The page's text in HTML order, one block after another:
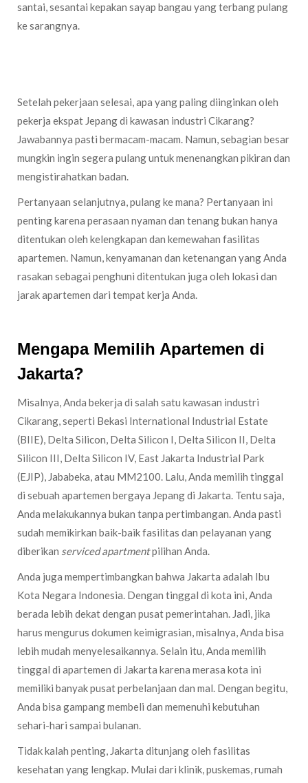
santai, sesantai kepakan sayap bangau yang terbang pulang
ke sarangnya.
Setelah pekerjaan selesai, apa yang paling diinginkan oleh
pekerja ekspat Jepang di kawasan industri Cikarang?
Jawabannya pasti bermacam-macam. Namun, sebagian besar
mungkin ingin segera pulang untuk menenangkan pikiran dan
mengistirahatkan badan.
Pertanyaan selanjutnya, pulang ke mana? Pertanyaan ini
penting karena perasaan nyaman dan tenang bukan hanya
ditentukan oleh kelengkapan dan kemewahan fasilitas
apartemen. Namun, kenyamanan dan ketenangan yang Anda
rasakan sebagai penghuni ditentukan juga oleh lokasi dan
jarak apartemen dari tempat kerja Anda.
Mengapa Memilih Apartemen di
Jakarta?
Misalnya, Anda bekerja di salah satu kawasan industri
Cikarang, seperti Bekasi International Industrial Estate
(BIIE), Delta Silicon, Delta Silicon I, Delta Silicon II, Delta
Silicon III, Delta Silicon IV, East Jakarta Industrial Park
(EJIP), Jababeka, atau MM2100. Lalu, Anda memilih tinggal
di sebuah apartemen bergaya Jepang di Jakarta. Tentu saja,
Anda melakukannya bukan tanpa pertimbangan. Anda pasti
sudah memikirkan baik-baik fasilitas dan pelayanan yang
diberikan serviced apartmentpilihan Anda.
Anda juga mempertimbangkan bahwa Jakarta adalah Ibu
Kota Negara Indonesia. Dengan tinggal di kota ini, Anda
berada lebih dekat dengan pusat pemerintahan. Jadi, jika
harus mengurus dokumen keimigrasian, misalnya, Anda bisa
lebih mudah menyelesaikannya. Selain itu, Anda memilih
tinggal di apartemen di Jakarta karena merasa kota ini
memiliki banyak pusat perbelanjaan dan mal. Dengan begitu,
Anda bisa gampang membeli dan memenuhi kebutuhan
sehari-hari sampai bulanan.
Tidak kalah penting, Jakarta ditunjang oleh fasilitas
kesehatan yang lengkap. Mulai dari klinik, puskemas, rumah